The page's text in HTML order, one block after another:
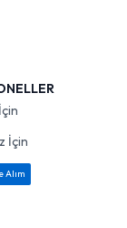
İçin
Alım